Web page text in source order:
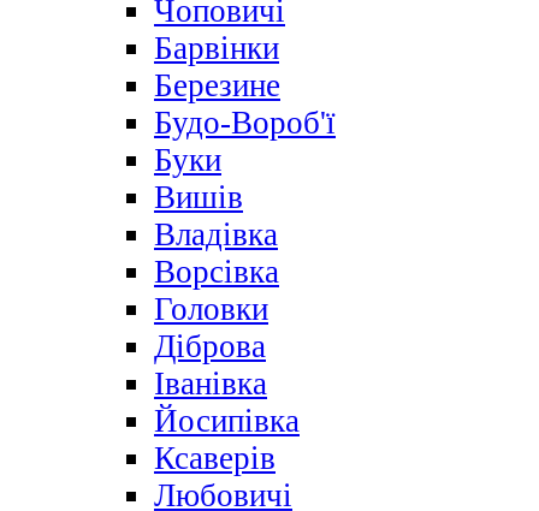
Чоповичі
Барвінки
Березине
Будо-Вороб'ї
Буки
Вишів
Владівка
Ворсівка
Головки
Діброва
Іванівка
Йосипівка
Ксаверів
Любовичі